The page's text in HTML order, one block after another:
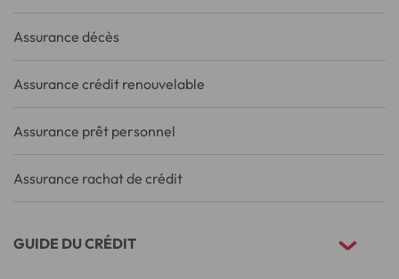
Assurance décès
Assurance crédit renouvelable
Assurance prêt personnel
Assurance rachat de crédit
GUIDE DU CRÉDIT